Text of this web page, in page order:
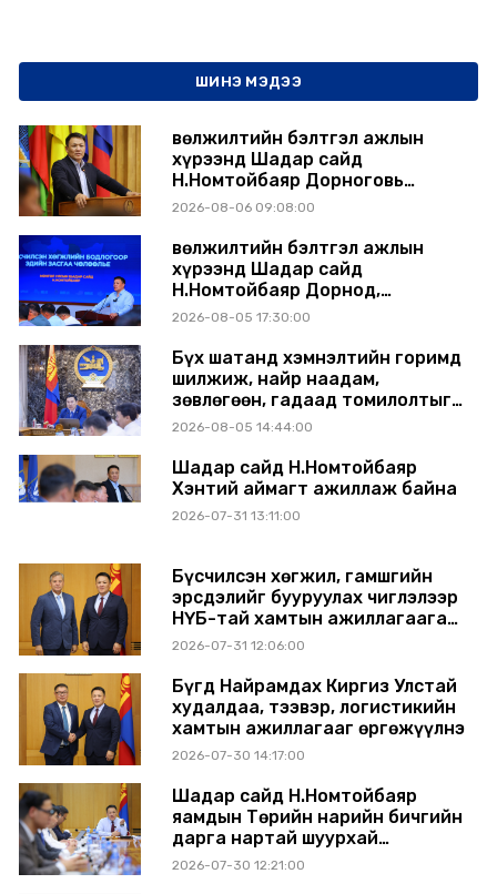
ШИНЭ МЭДЭЭ
Өвөлжилтийн бэлтгэл ажлын
хүрээнд Шадар сайд
Н.Номтойбаяр Дорноговь
аймагт ажиллав
2026-08-06 09:08:00
Өвөлжилтийн бэлтгэл ажлын
хүрээнд Шадар сайд
Н.Номтойбаяр Дорнод,
Сүхбаатар аймагт ажиллав
2026-08-05 17:30:00
Бүх шатанд хэмнэлтийн горимд
шилжиж, найр наадам,
зөвлөгөөн, гадаад томилолтыг
хориглолоо
2026-08-05 14:44:00
Шадар сайд Н.Номтойбаяр
Хэнтий аймагт ажиллаж байна
2026-07-31 13:11:00
Бүсчилсэн хөгжил, гамшгийн
эрсдэлийг бууруулах чиглэлээр
НҮБ-тай хамтын ажиллагаагаа
өргөжүүлэхээр санал солилцлоо
2026-07-31 12:06:00
Бүгд Найрамдах Киргиз Улстай
худалдаа, тээвэр, логистикийн
хамтын ажиллагааг өргөжүүлнэ
2026-07-30 14:17:00
Шадар сайд Н.Номтойбаяр
яамдын Төрийн нарийн бичгийн
дарга нартай шуурхай
хуралдлаа
2026-07-30 12:21:00